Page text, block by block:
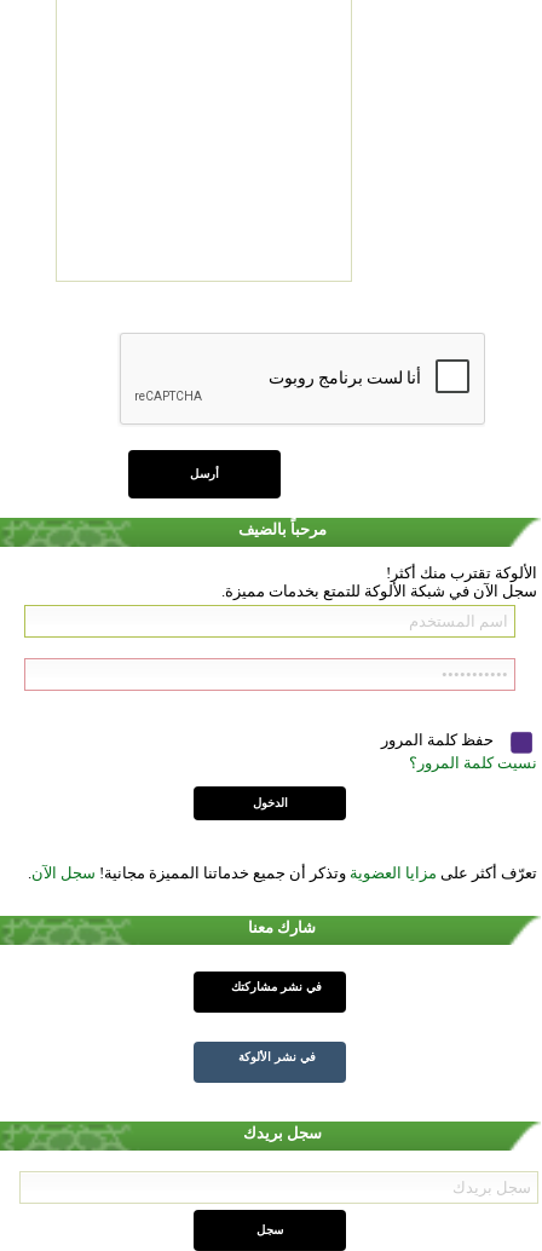
مرحباً بالضيف
الألوكة تقترب منك أكثر!
سجل الآن في شبكة الألوكة للتمتع بخدمات مميزة.
حفظ كلمة المرور
نسيت كلمة المرور؟
تعرّف أكثر على مزايا العضوية وتذكر أن جميع خدماتنا المميزة مجانية! سجل الآن
شارك معنا
في نشر مشاركتك
في نشر الألوكة
سجل بريدك